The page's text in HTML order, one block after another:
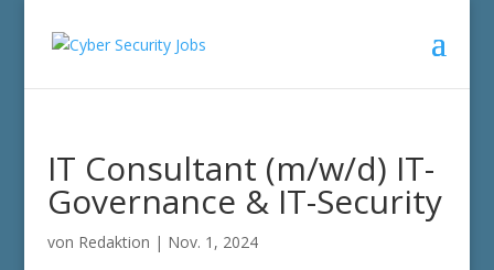
IT Consultant (m/w/d) IT-
Governance & IT-Security
von Redaktion | Nov. 1, 2024